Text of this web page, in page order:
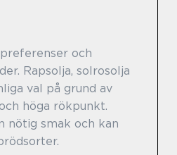
och
Rapsolja, solrosolja
val på grund av
höga rökpunkt.
nötig smak och kan